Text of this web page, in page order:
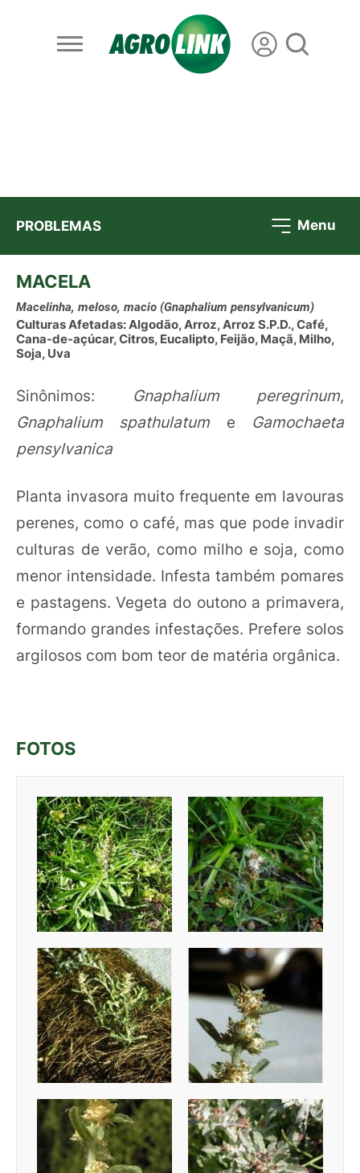
PROBLEMAS Menu
MACELA
Macelinha, meloso, macio (Gnaphalium pensylvanicum)
Culturas Afetadas: Algodão, Arroz, Arroz S.P.D., Café,
Cana-de-açúcar, Citros, Eucalipto, Feijão, Maçã, Milho,
Soja, Uva
Sinônimos: Gnaphalium peregrinum,
Gnaphalium spathulatum e Gamochaeta
pensylvanica
Planta invasora muito frequente em lavouras
perenes, como o café, mas que pode invadir
culturas de verão, como milho e soja, como
menor intensidade. Infesta também pomares
e pastagens. Vegeta do outono a primavera,
formando grandes infestações. Prefere solos
argilosos com bom teor de matéria orgânica.
FOTOS